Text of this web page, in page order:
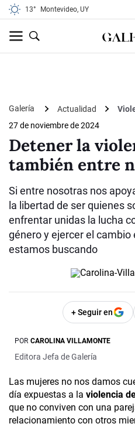
13° Montevideo, UY
Galería Actualidad
27 de noviembre de 2024
Detener la
también entre
Si entre nosotras nos
la libertad de ser quienes
enfrentar unidas la lucha
género y ejercer el cambio
estamos buscando
+ Seguir en
POR CAROLINA VILLAMONTE
Editora Jefa de Galería
Las mujeres no nos damos
día expuestas a la violencia
que no conviven con una
relacionamiento con otros